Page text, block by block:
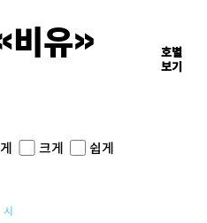
비유》
이면의 장면들
호별
보기
크게 쉽게
시